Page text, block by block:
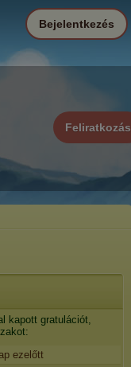
Feliratkozás
Bejelentkezés
kapott gratulációt,
ezelőtt